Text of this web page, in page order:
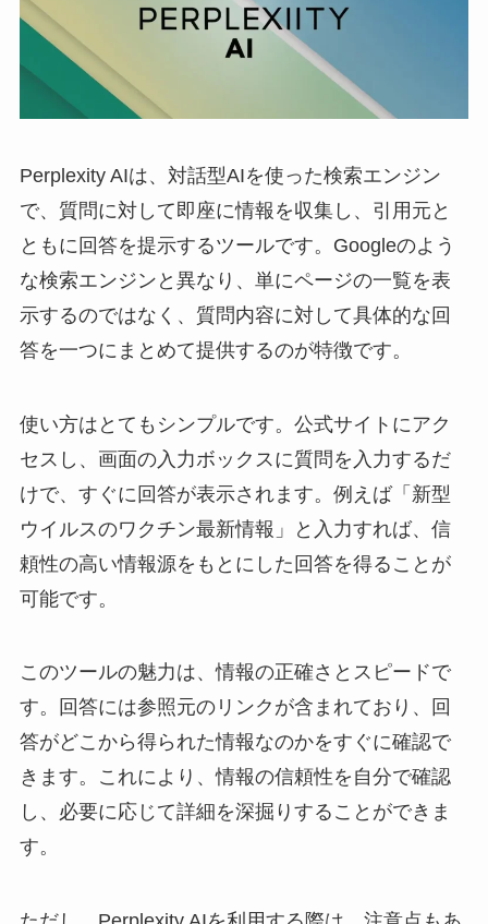
Perplexity AIは、対話型AIを使った検索エンジン
で、質問に対して即座に情報を収集し、引用元と
ともに回答を提示するツールです。Googleのよう
な検索エンジンと異なり、単にページの一覧を表
示するのではなく、質問内容に対して具体的な回
答を一つにまとめて提供するのが特徴です。
使い方はとてもシンプルです。公式サイトにアク
セスし、画面の入力ボックスに質問を入力するだ
けで、すぐに回答が表示されます。例えば「新型
ウイルスのワクチン最新情報」と入力すれば、信
頼性の高い情報源をもとにした回答を得ることが
可能です。
このツールの魅力は、情報の正確さとスピードで
す。回答には参照元のリンクが含まれており、回
答がどこから得られた情報なのかをすぐに確認で
きます。これにより、情報の信頼性を自分で確認
し、必要に応じて詳細を深掘りすることができま
す。